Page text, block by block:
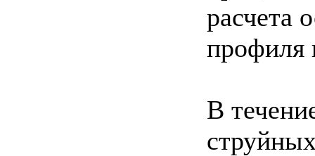
расчета
профиля
В